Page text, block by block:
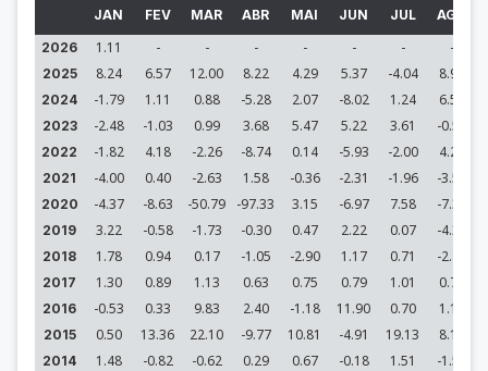
JAN FEV MAR ABR MAI JUN JUL AGO
2026
1.11 - - - - - - -
2025 8.24 6.57 12.00 8.22 4.29 5.37 -4.04 8.93
2024 -1.79 1.11 0.88 -5.28 2.07 -8.02 1.24 6.57
2023 -2.48 -1.03 0.99 3.68 5.47 5.22 3.61 -0.50
2022 -1.82 4.18 -2.26 -8.74 0.14 -5.93 -2.00 4.23
2021 -4.00 0.40 -2.63 1.58 -0.36 -2.31 -1.96 -3.55
2020 -4.37 -8.63 -50.79 -97.33 3.15 -6.97 7.58 -7.36
2019 3.22 -0.58 -1.73 -0.30 0.47 2.22 0.07 -4.35
2018 1.78 0.94 0.17 -1.05 -2.90 1.17 0.71 -2.88
2017 1.30 0.89 1.13 0.63 0.75 0.79 1.01 0.74
2016 -0.53 0.33 9.83 2.40 -1.18 11.90 0.70 1.17
2015 0.50 13.36 22.10 -9.77 10.81 -4.91 19.13 8.16
2014 1.48 -0.82 -0.62 0.29 0.67 -0.18 1.51 -1.51